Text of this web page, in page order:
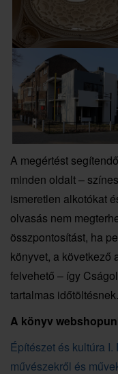
A megértést
minden oldalt –
ismeretlen alkotókat
olvasás nem
összpontosítást, ha
könyvet, a következő
felvehető – így
tartalmas időtöltésnek.
A könyv
Építészet és kultúra
művészekről és